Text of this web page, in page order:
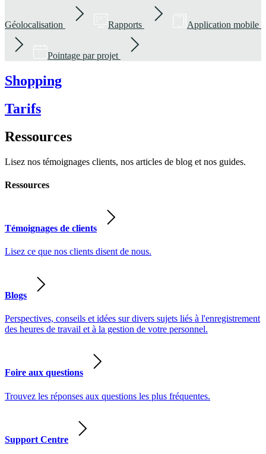
Géolocalisation Rapports Application mobile
Pointage par projet
Shopping
Tarifs
Ressources
Lisez nos témoignages clients, nos articles de blog et nos guides.
Ressources
Témoignages de clients
Lisez ce que nos clients disent de nous.
Blogs
Perspectives, conseils et idées sur divers sujets liés à l'enregistrement
des heures de travail et à la gestion de votre personnel.
Foire aux questions
Trouvez les réponses aux questions les plus fréquentes.
Support Centre